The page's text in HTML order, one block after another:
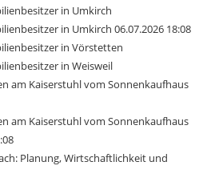
in Umkirch
in Umkirch 06.07.2026 18:08
in Vörstetten
in Weisweil
am Kaiserstuhl vom Sonnenkaufhaus
am Kaiserstuhl vom Sonnenkaufhaus
Planung, Wirtschaftlichkeit und